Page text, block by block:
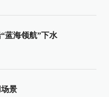
蓝海领航”下水
景